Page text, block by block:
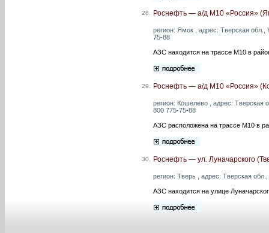
28. Роснефть — а/д М10 «Россия»
регион: Ямок , адрес: Тверская
75-88
АЗС находится на трассе М10 в
29. Роснефть — а/д М10 «Россия»
регион: Кошелево , адрес: Тверская
800 775-75-88
АЗС расположена на трассе М10 в
30. Роснефть — ул. Луначарского
регион: Тверь , адрес: Тверская
АЗС находится на улице